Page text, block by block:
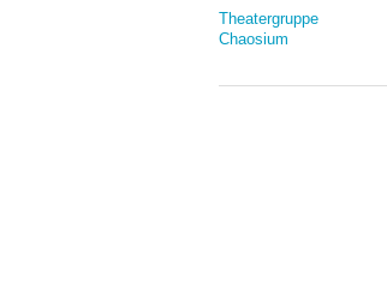
Theatergruppe
Chaosium